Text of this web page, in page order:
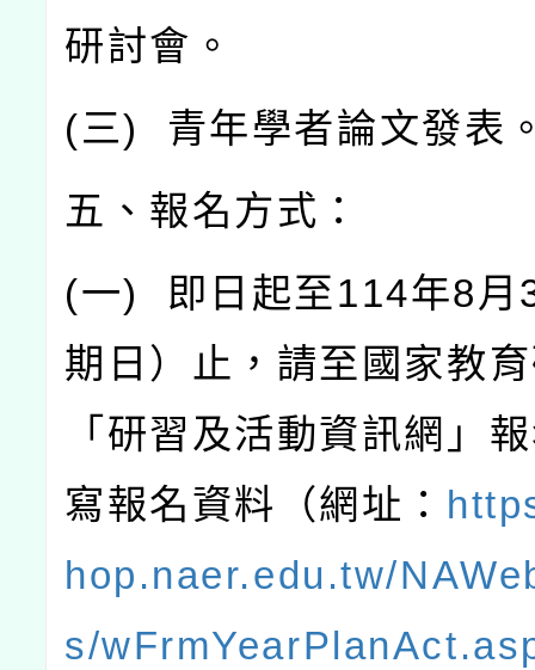
研討會。
(三) 青年學者論文發表
五、報名方式：
(一) 即日起至114年8月
期日）止，請至國家教
「研習及活動資訊網」
寫報名資料（網址：
hop.naer.edu.tw/
s/